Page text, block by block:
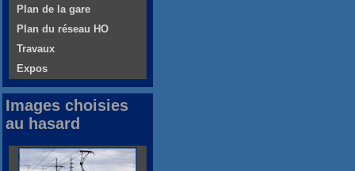
Plan de la gare
Plan du réseau HO
Travaux
Expos
Images choisies
au hasard